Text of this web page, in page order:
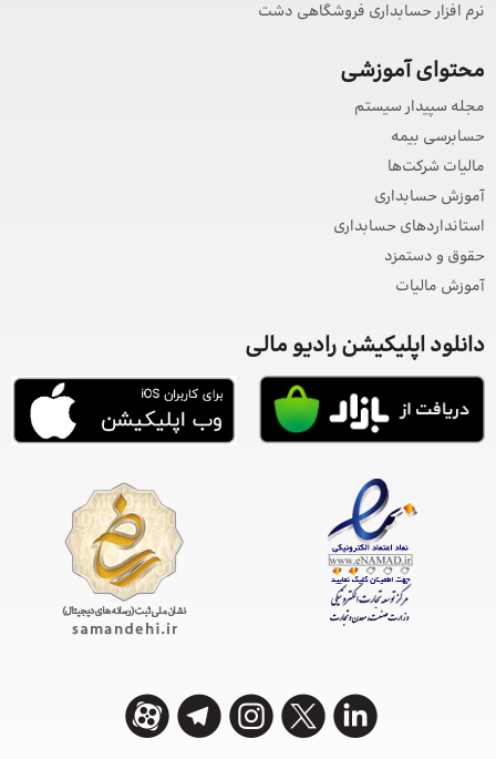
نرم افزار حسابداری فروشگاهی دشت
محتوای آموزشی
مجله سپیدار سیستم
حسابرسی بیمه
مالیات شرکت‌ها
آموزش حسابداری
استانداردهای حسابداری
حقوق و دستمزد
آموزش مالیات
دانلود اپلیکیشن رادیو مالی